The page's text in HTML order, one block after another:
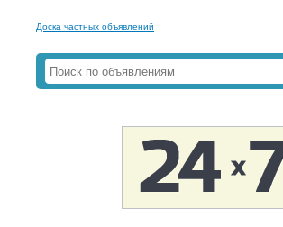
Доска частных объявлений